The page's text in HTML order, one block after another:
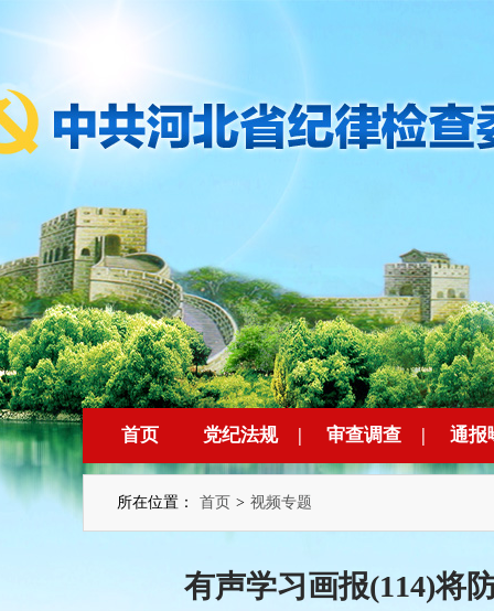
首页 党纪法规 | 审查调查 | 通报
所在位置： 首页 > 视频专题
有声学习画报(114)将